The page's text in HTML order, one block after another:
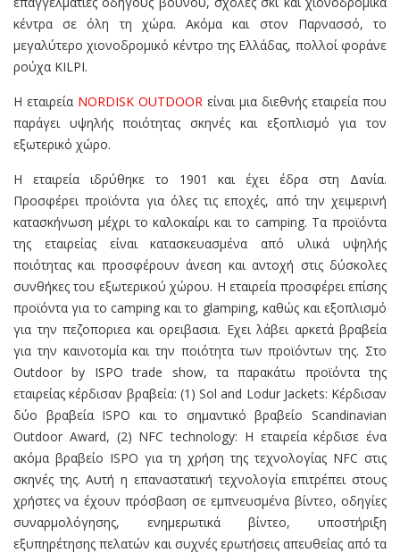
κέντρα σε όλη τη χώρα. Ακόμα και στον Παρνασσό, το
μεγαλύτερο χιονοδρομικό κέντρο της Ελλάδας, πολλοί φοράνε
ρούχα KILPI.
Η εταιρεία NORDISK OUTDOOR είναι μια διεθνής εταιρεία που
παράγει υψηλής ποιότητας σκηνές και εξοπλισμό για τον
εξωτερικό χώρο.
Η εταιρεία ιδρύθηκε το 1901 και έχει έδρα στη Δανία.
Προσφέρει προϊόντα για όλες τις εποχές, από την χειμερινή
κατασκήνωση μέχρι το καλοκαίρι και το camping. Τα προϊόντα
της εταιρείας είναι κατασκευασμένα από υλικά υψηλής
ποιότητας και προσφέρουν άνεση και αντοχή στις δύσκολες
συνθήκες του εξωτερικού χώρου. Η εταιρεία προσφέρει επίσης
προϊόντα για το camping και το glamping, καθώς και εξοπλισμό
για την πεζοποριεα και ορειβασια. Εχει λάβει αρκετά βραβεία
για την καινοτομία και την ποιότητα των προϊόντων της. Στο
Outdoor by ISPO trade show, τα παρακάτω προϊόντα της
εταιρείας κέρδισαν βραβεία: (1) Sol and Lodur Jackets: Κέρδισαν
δύο βραβεία ISPO και το σημαντικό βραβείο Scandinavian
Outdoor Award, (2) NFC technology: Η εταιρεία κέρδισε ένα
ακόμα βραβείο ISPO για τη χρήση της τεχνολογίας NFC στις
σκηνές της. Αυτή η επαναστατική τεχνολογία επιτρέπει στους
χρήστες να έχουν πρόσβαση σε εμπνευσμένα βίντεο, οδηγίες
συναρμολόγησης, ενημερωτικά βίντεο, υποστήριξη
εξυπηρέτησης πελατών και συχνές ερωτήσεις απευθείας από τα